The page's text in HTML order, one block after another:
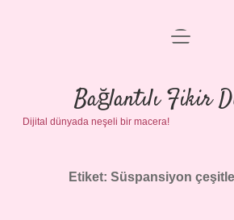
Anasayfa
Gizlilik Politikası
Yasal Uyarı
menüyü
Bağlantılı Fikir
Dijital dünyada neşeli bir macera!
Etiket: Süspansiyon